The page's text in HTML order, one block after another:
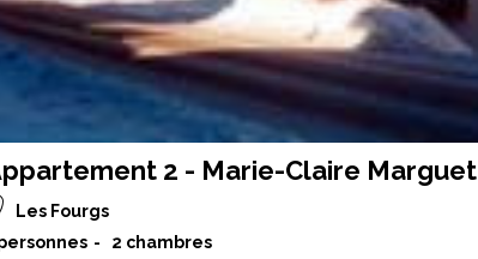
2 - Marie-Claire Marguet
Les Fourgs
2 chambres